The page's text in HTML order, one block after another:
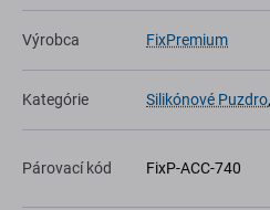
Výrobca FixPremium
Kategórie Silikónové Puzdro,
Párovací kód FixP-ACC-740